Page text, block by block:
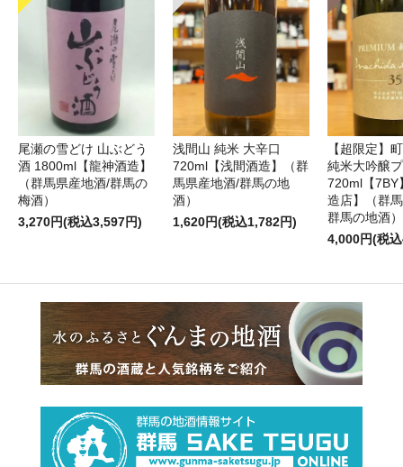
尾瀬の雪どけ 山ぶどう
酒 1800ml【龍神酒造】
（群馬県産地酒/群馬の
梅酒）
3,270円(税込3,597円)
浅間山 純米 大辛口
720ml【浅間酒造】（群
馬県産地酒/群馬の地
酒）
1,620円(税込1,782円)
【超限定】
純米大吟醸
720ml【7BY
造店】（群
群馬の地酒）
4,000円(税